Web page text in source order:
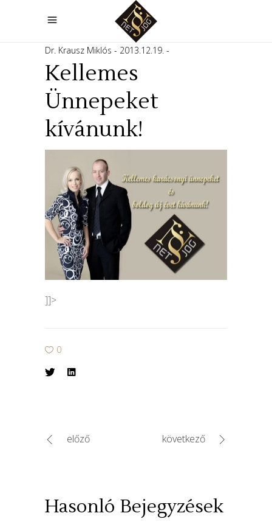
Dr. Krausz Miklós 2013.12.19.
Kellemes
Ünnepeket
kívánunk!
]]>
0
előző következő
Hasonló Bejegyzések